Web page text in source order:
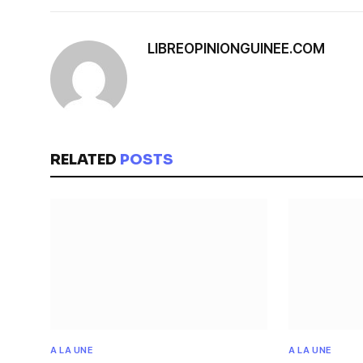
LIBREOPINIONGUINEE.COM
RELATED POSTS
A LA UNE A LA UNE